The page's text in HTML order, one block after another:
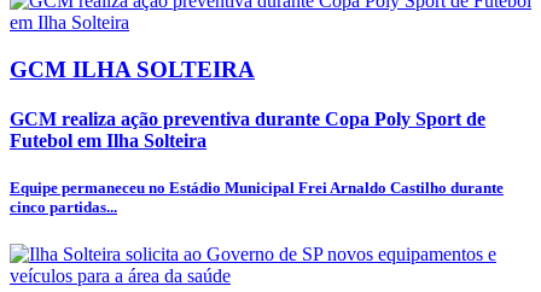
GCM ILHA SOLTEIRA
GCM realiza ação preventiva durante Copa Poly Sport de
Futebol em Ilha Solteira
Equipe permaneceu no Estádio Municipal Frei Arnaldo Castilho durante
cinco partidas...